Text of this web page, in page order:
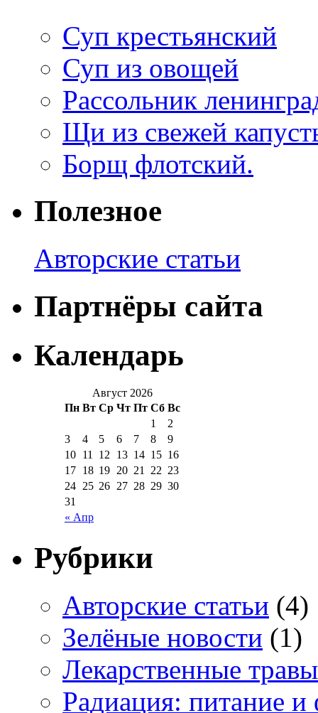
Суп крестьянский
Суп из овощей
Рассольник
Щи из свежей
Борщ флотский.
Полезное
Авторские статьи
Партнёры сайта
Календарь
Август 2026
Пн Вт Ср Чт Пт Сб Вс
« Апр
1
2
3
4 5 6 7 8
9
10 11 12 13 14 15 16
17 18 19 20 21 22 23
24 25 26 27 28 29 30
31
Рубрики
Авторские статьи (4)
Зелёные новости (1)
Лекарственные
Радиация: питание и